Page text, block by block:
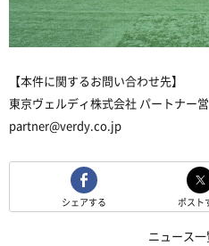
【本件に関するお問い合わせ先】
東京ヴェルディ株式会社 パートナー
partner@verdy.co.jp
シェアする ポスト
ニュース